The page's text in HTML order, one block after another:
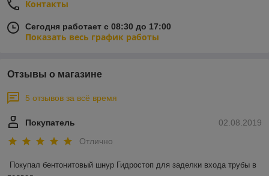
Контакты
Сегодня работает с 08:30 до 17:00
Показать весь график работы
Отзывы о магазине
5 отзывов за всё время
02.08.2019
Покупатель
Отлично
Покупал бентонитовый шнур Гидростоп для заделки входа трубы в